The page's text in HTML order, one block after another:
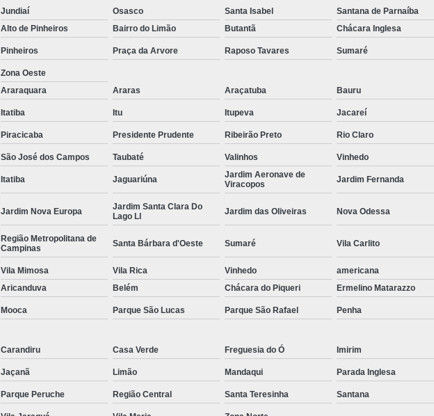
Corte de Chapa a Laser
Corte
Corte de Chapa Inox a Laser
Curvamento de Tubos
Curvamento de Tubos de
Curvamento de Tubos
Corte e Dobra Chapa
Corte e
Dobra Chapa de Alumínio
Dobra de Chapa de Ferro
Dobradeira de Chapa
Dobra de Tubo Redondo
Dobra Tubo com Maçarico
Empresa Corte a Laser
Empresa de Corte a Laser
Jundiaí Osasco Santa Isabel Santana de Parnaíba
Alto de Pinheiros Bairro do Limão Butantã Chácara Inglesa
Pinheiros Praça da Arvore Raposo Tavares Sumaré
Zona Oeste
Araraquara Araras Araçatuba Bauru
Itatiba Itu Itupeva Jacareí
Piracicaba Presidente Prudente Ribeirão Preto Rio Claro
São José dos Campos Taubaté Valinhos Vinhedo
Itatiba Jaguariúna
Jardim Aeronave de
Viracopos
Jardim Fernanda
Jardim Nova Europa
Jardim Santa Clara Do
Lago Ll
Jardim das Oliveiras Nova Odessa
Região Metropolitana de
Campinas
Santa Bárbara d'Oeste Sumaré Vila Carlito
Vila Mimosa Vila Rica Vinhedo
americana
Aricanduva Belém Chácara do Piqueri Ermelino Matarazzo
Mooca Parque São Lucas Parque São Rafael Penha
Carandiru Casa Verde Freguesia do Ó Imirim
Jaçanã Limão Mandaqui Parada Inglesa
Parque Peruche Região Central Santa Teresinha Santana